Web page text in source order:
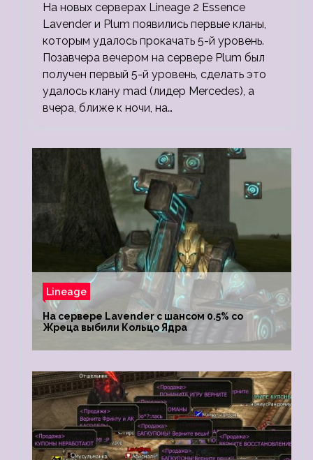
На новых серверах Lineage 2 Essence
Lavender и Plum появились первые кланы,
которым удалось прокачать 5-й уровень.
Позавчера вечером на сервере Plum был
получен первый 5-й уровень, сделать это
удалось клану mad (лидер Mercedes), а
вчера, ближе к ночи, на…
Lineage
На сервере Lavender с шансом 0.5% со
Жреца выбили Кольцо Ядра